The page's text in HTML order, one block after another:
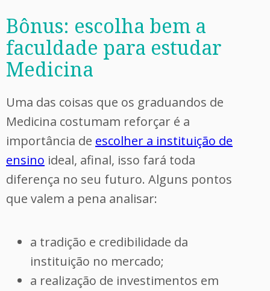
Bônus: escolha bem a
faculdade para estudar
Medicina
Uma das coisas que os graduandos de
Medicina costumam reforçar é a
importância de escolher a instituição de
ensino ideal, afinal, isso fará toda
diferença no seu futuro. Alguns pontos
que valem a pena analisar:
a tradição e credibilidade da
instituição no mercado;
a realização de investimentos em